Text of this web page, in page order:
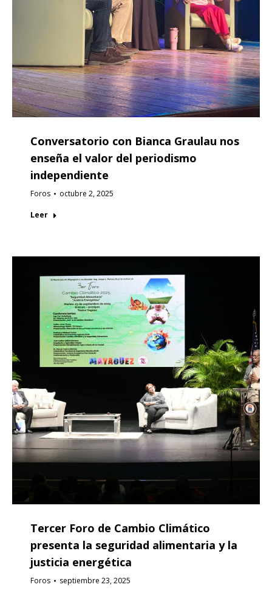
Conversatorio con Bianca Graulau nos
enseña el valor del periodismo
independiente
Foros octubre 2, 2025
Leer
Tercer Foro de Cambio Climático
presenta la seguridad alimentaria y la
justicia energética
Foros septiembre 23, 2025